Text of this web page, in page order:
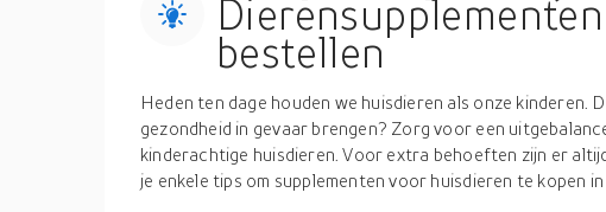
bestellen
Heden ten dage houden we huisdieren als onze kinderen.
gezondheid in gevaar brengen? Zorg voor een
kinderachtige huisdieren. Voor extra behoeften zijn er
je enkele tips om supplementen voor huisdieren te kopen in